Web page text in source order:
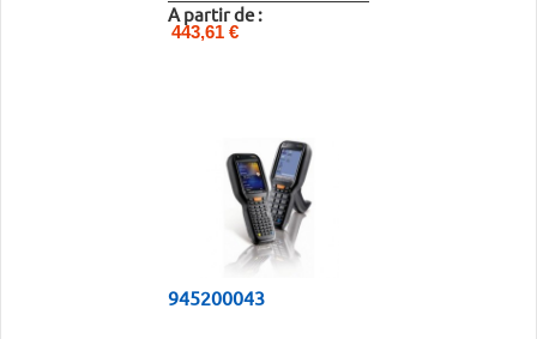
A partir de :
443,61 €
945200043